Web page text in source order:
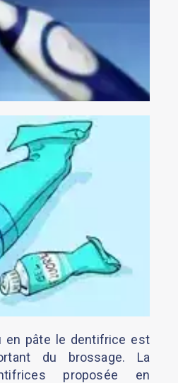
en pâte le dentifrice est
du brossage. La
proposée en